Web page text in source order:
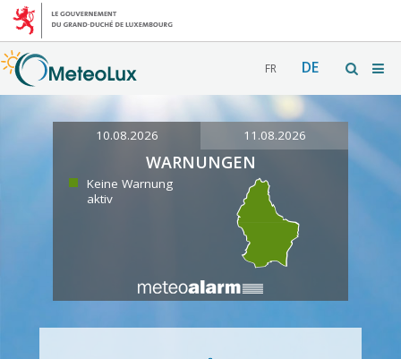
FR DE
10.08.2026 11.08.2026
WARNUNGEN
Keine Warnung
aktiv